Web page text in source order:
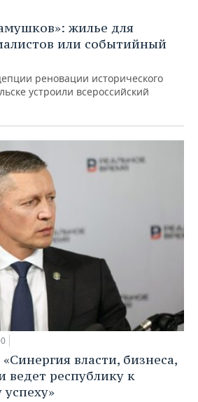
жилье для
или событийный
реновации исторического
устроили всероссийский
власти, бизнеса,
ведет республику к